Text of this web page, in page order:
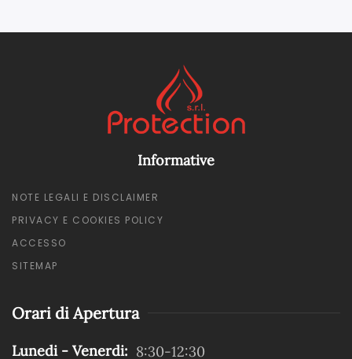
Informative
NOTE LEGALI E DISCLAIMER
PRIVACY E COOKIES POLICY
ACCESSO
SITEMAP
Orari di Apertura
Lunedi - Venerdi: 8:30-12:30